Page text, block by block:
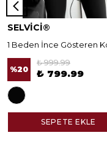
SELVİCİ®
%20
₺ 999.99
₺ 799.99
SEPETE EKLE